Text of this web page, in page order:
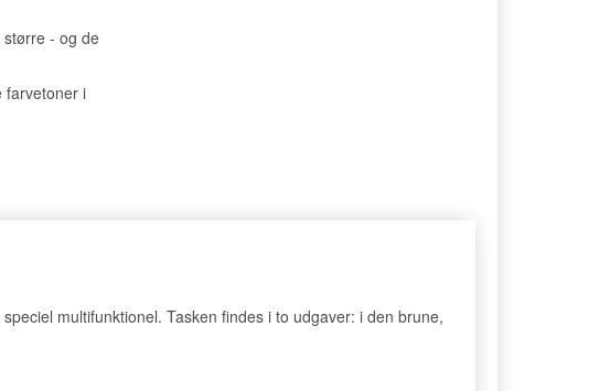
- og de
farvetoner i
multifunktionel. Tasken findes i to udgaver: i den brune,